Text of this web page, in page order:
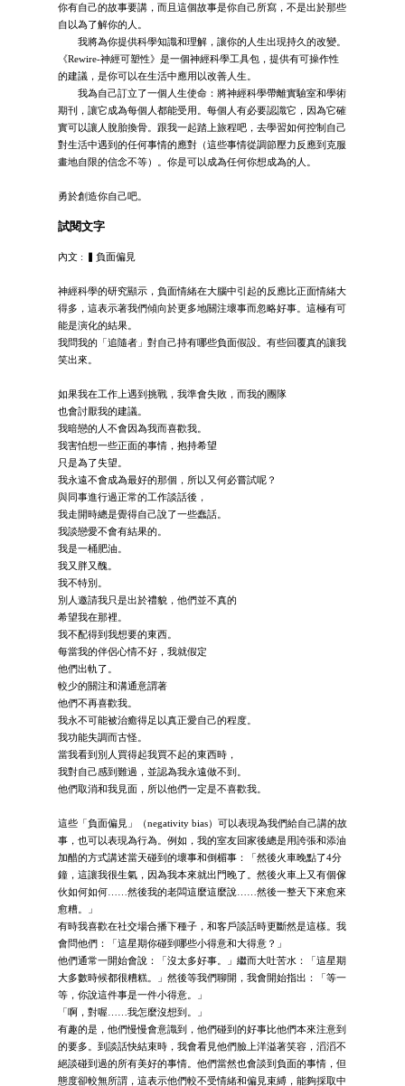
你有自己的故事要講，而且這個故事是你自己所寫，不是出於那些
自以為了解你的人。
我將為你提供科學知識和理解，讓你的人生出現持久的改變。
《Rewire-神經可塑性》是一個神經科學工具包，提供有可操作性
的建議，是你可以在生活中應用以改善人生。
我為自己訂立了一個人生使命：將神經科學帶離實驗室和學術
期刊，讓它成為每個人都能受用。每個人有必要認識它，因為它確
實可以讓人脫胎換骨。跟我一起踏上旅程吧，去學習如何控制自己
對生活中遇到的任何事情的應對（這些事情從調節壓力反應到克服
畫地自限的信念不等）。你是可以成為任何你想成為的人。
勇於創造你自己吧。
試閱文字
內文 : ▍負面偏見
神經科學的研究顯示，負面情緒在大腦中引起的反應比正面情緒大
得多，這表示著我們傾向於更多地關注壞事而忽略好事。這極有可
能是演化的結果。
我問我的「追隨者」對自己持有哪些負面假設。有些回覆真的讓我
笑出來。
如果我在工作上遇到挑戰，我準會失敗，而我的團隊
也會討厭我的建議。
我暗戀的人不會因為我而喜歡我。
我害怕想一些正面的事情，抱持希望
只是為了失望。
我永遠不會成為最好的那個，所以又何必嘗試呢？
與同事進行過正常的工作談話後，
我走開時總是覺得自己說了一些蠢話。
我談戀愛不會有結果的。
我是一桶肥油。
我又胖又醜。
我不特別。
別人邀請我只是出於禮貌，他們並不真的
希望我在那裡。
我不配得到我想要的東西。
每當我的伴侶心情不好，我就假定
他們出軌了。
較少的關注和溝通意謂著
他們不再喜歡我。
我永不可能被治癒得足以真正愛自己的程度。
我功能失調而古怪。
當我看到別人買得起我買不起的東西時，
我對自己感到難過，並認為我永遠做不到。
他們取消和我見面，所以他們一定是不喜歡我。
這些「負面偏見」（negativity bias）可以表現為我們給自己講的故
事，也可以表現為行為。例如，我的室友回家後總是用誇張和添油
加醋的方式講述當天碰到的壞事和倒楣事：「然後火車晚點了4分
鐘，這讓我很生氣，因為我本來就出門晚了。然後火車上又有個傢
伙如何如何……然後我的老闆這麼這麼說……然後一整天下來愈來
愈糟。」
有時我喜歡在社交場合播下種子，和客戶談話時更斷然是這樣。我
會問他們：「這星期你碰到哪些小得意和大得意？」
他們通常一開始會說：「沒太多好事。」繼而大吐苦水：「這星期
大多數時候都很糟糕。」然後等我們聊開，我會開始指出：「等一
等，你說這件事是一件小得意。」
「啊，對喔……我怎麼沒想到。」
有趣的是，他們慢慢會意識到，他們碰到的好事比他們本來注意到
的要多。到談話快結束時，我會看見他們臉上洋溢著笑容，滔滔不
絕談碰到過的所有美好的事情。他們當然也會談到負面的事情，但
態度卻較無所謂，這表示他們較不受情緒和偏見束縛，能夠採取中